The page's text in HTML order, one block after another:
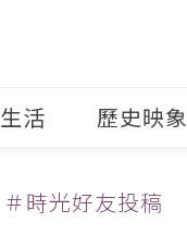
活 歷史映象
＃時光好友投稿